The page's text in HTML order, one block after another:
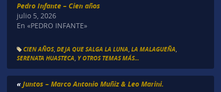
Pedro Infante – Cien años
julio 5, 2026
En «PEDRO INFANTE»
CIEN AÑOS, DEJA QUE SALGA LA LUNA LA MALAGUEÑA
SERENATA HUASTECA Y OTROS TEMAS MÁS...
« Juntos – Marco Antonio Muñiz & Leo Marini.